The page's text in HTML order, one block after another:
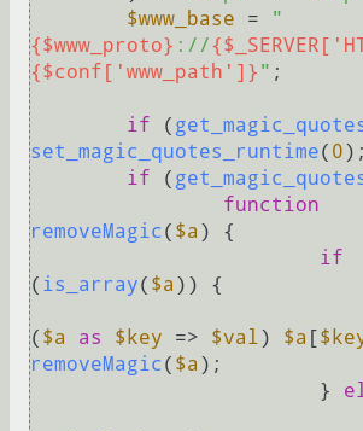
$www_base =
"
{$www_proto} ://
{$conf['www_path']} " ;
if (
set_magic_quotes_runtime( 0);
if (
function
removeMagic ( $a ) {
if
( is_array( $a )) {
( $a as $key => $val) $a [
removeMagic ( $a );
			}